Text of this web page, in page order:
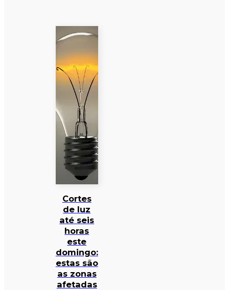
Cortes
de luz
até seis
horas
este
domingo:
estas são
as zonas
afetadas